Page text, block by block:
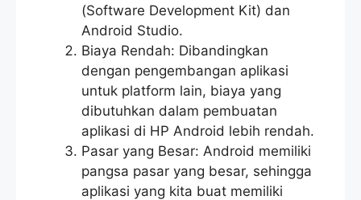
(Software Development Kit) dan
Android Studio.
Biaya Rendah: Dibandingkan
dengan pengembangan aplikasi
untuk platform lain, biaya yang
dibutuhkan dalam pembuatan
aplikasi di HP Android lebih rendah.
Pasar yang Besar: Android memiliki
pangsa pasar yang besar, sehingga
aplikasi yang kita buat memiliki